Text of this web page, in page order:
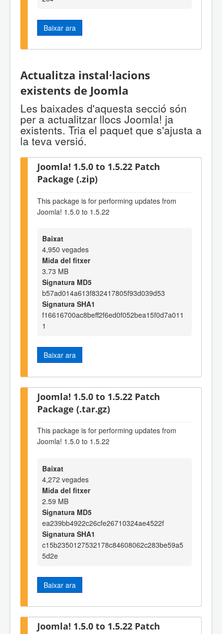
Baixar ara
Actualitza instal·lacions
existents de Joomla
Les baixades d'aquesta secció són
per a actualitzar llocs Joomla! ja
existents. Tria el paquet que s'ajusta a
la teva versió.
Joomla! 1.5.0 to 1.5.22 Patch
Package (.zip)
This package is for performing updates from
Joomla! 1.5.0 to 1.5.22
Baixat
4,950 vegades
Mida del fitxer
3.73 MB
Signatura MD5
b57ad014a613f832417805f93d039d53
Signatura SHA1
f16616700ac8beff2f6ed0f052bea15f0d7a011
1
Baixar ara
Joomla! 1.5.0 to 1.5.22 Patch
Package (.tar.gz)
This package is for performing updates from
Joomla! 1.5.0 to 1.5.22
Baixat
4,272 vegades
Mida del fitxer
2.59 MB
Signatura MD5
ea239bb4922c26cfe26710324ae4522f
Signatura SHA1
c15b2350127532178c84608062c283be59a5
5d2e
Baixar ara
Joomla! 1.5.0 to 1.5.22 Patch